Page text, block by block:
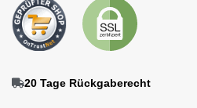
20 Tage Rückgaberecht